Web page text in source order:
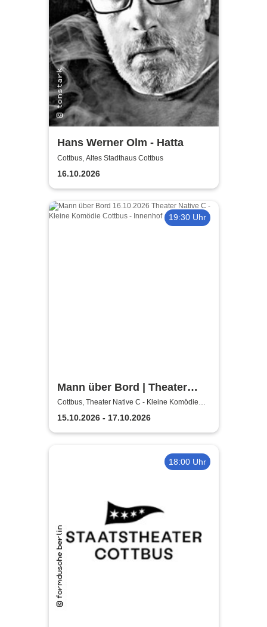
Hans Werner Olm - Hatta
Cottbus, Altes Stadthaus Cottbus
16.10.2026
19:30 Uhr
Mann über Bord | Theater
Native C - Kleine Komödie
Cottbus - Innenhof
Cottbus, Theater Native C - Kleine Komödie
Cottbus - Innenhof
15.10.2026 - 17.10.2026
18:00 Uhr